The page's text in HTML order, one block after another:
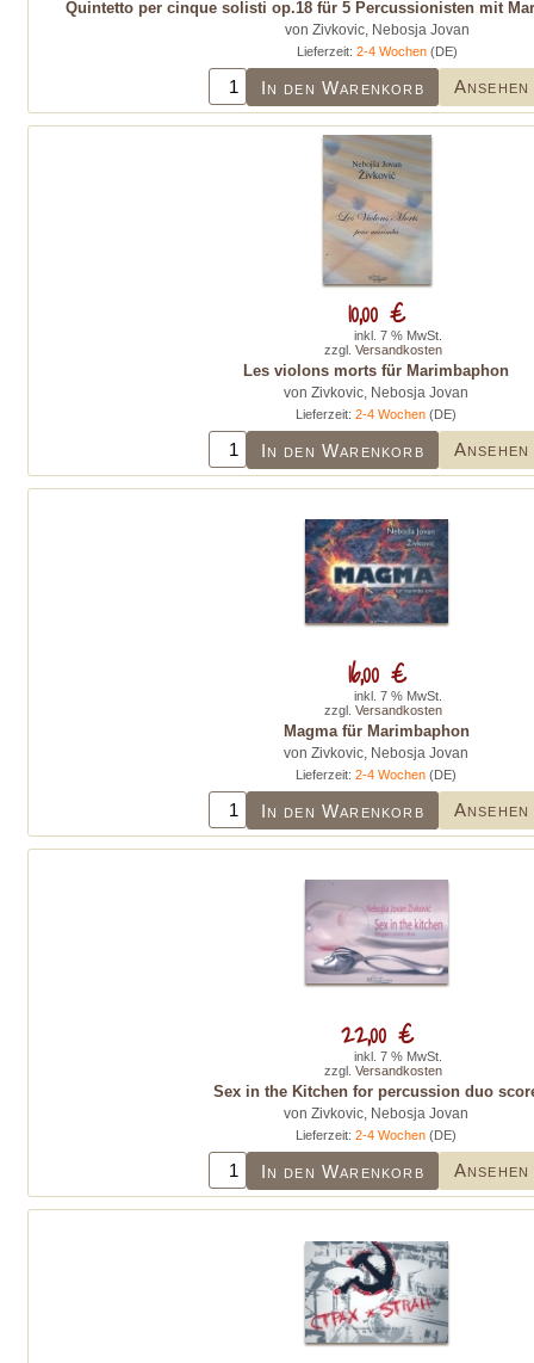
Quintetto per cinque solisti op.18 für 5 Percussionisten mit
von Zivkovic, Nebosja Jovan
Lieferzeit: 2-4 Wochen(DE)
In den Warenkorb Ansehen
Les violons morts für Marimbaphon
von Zivkovic, Nebosja Jovan
Lieferzeit:2-4 Wochen (DE)
In den Warenkorb Ansehen
10,00 €
inkl. 7 % MwSt.
zzgl. Versandkosten
Magma für Marimbaphon
von Zivkovic, Nebosja Jovan
Lieferzeit:2-4 Wochen (DE)
In den Warenkorb Ansehen
16,00 €
inkl. 7 % MwSt.
zzgl. Versandkosten
Sex in the Kitchen for percussion duo
von Zivkovic, Nebosja Jovan
Lieferzeit:2-4 Wochen (DE)
In den Warenkorb Ansehen
22,00 €
inkl. 7 % MwSt.
zzgl. Versandkosten